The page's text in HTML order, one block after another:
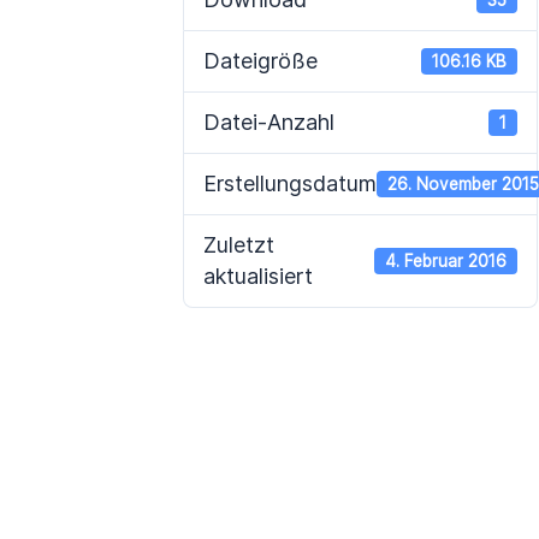
Dateigröße 106.16 KB
Datei-Anzahl 1
Erstellungsdatum 26. November 2015
Zuletzt
aktualisiert
4. Februar 2016